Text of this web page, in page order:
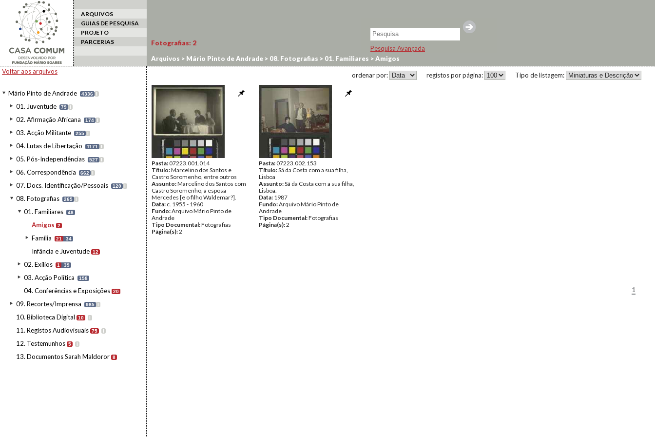
ARQUIVOS
GUIAS DE PESQUISA
PROJETO
PARCERIAS
Pesquisa Avançada
Voltar aos arquivos
Mário Pinto de Andrade 4336 I
01. Juventude 79 I
02. Afirmação Africana 174 I
03. Acção Militante 255 I
04. Lutas de Libertação 1171 I
05. Pós-Independências 527 I
06. Correspondência 662 I
07. Docs. Identificação/Pessoais 120 I
08. Fotografias 265 I
01. Familiares 48
Amigos 2
Família 21 34
Infância e Juventude 12
02. Exílios 1 39
03. Acção Política 158
04. Conferências e Exposições 20
09. Recortes/Imprensa 985 I
10. Biblioteca Digital 10 I
11. Registos Audiovisuais 75 I
12. Testemunhos 5 I
13. Documentos Sarah Maldoror 8
Fotografias: 2
Arquivos > Mário Pinto de Andrade > 08. Fotografias > 01. Familiares >Amigos
Tipo de listagem:
registos por página:
ordenar por:
Pasta:07223.001.014
Título:Marcelino dos Santos e
Castro Soromenho, entre outros
Assunto:Marcelino dos Santos com
Castro Soromenho, a esposa
Mercedes [e o filho Waldemar?].
Data: c. 1955 - 1960
Fundo:Arquivo Mário Pinto de
Andrade
Tipo Documental:Fotografias
Página(s):2
Pasta:07223.002.153
Título:Sá da Costa com a sua filha,
Lisboa
Assunto:Sá da Costa com a sua filha,
Lisboa.
Data: 1987
Fundo:Arquivo Mário Pinto de
Andrade
Tipo Documental:Fotografias
Página(s):2
1